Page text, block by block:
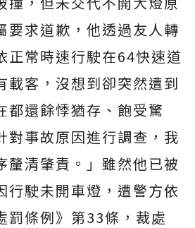
要求道歉，他透過友人轉
正常時速行駛在64快速道
載客，沒想到卻突然遭到
都還餘悸猶存、飽受驚
對事故原因進行調查，我
釐清肇責。」雖然他已被
行駛未開車燈，遭警方依
罰條例》第33條，裁處